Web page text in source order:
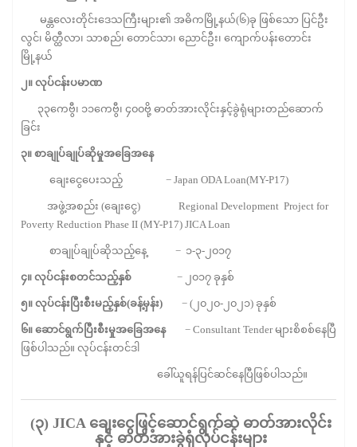
မန္တလေးတိုင်းဒေသကြီးများ၏ အဓိကမြို့နယ်(၆)ခု ဖြစ်သော ပြင်ဦး
လွင်၊ မိတ္ထီလာ၊ သာစည်၊ တောင်သာ၊ ညောင်ဦး၊ ကျောက်ပန်းတောင်း
မြို့နယ်
၂။ လုပ်ငန်းပမာဏ
၃၃ကေဗွီ၊ ၁၁ကေဗွီ၊ ၄၀၀ဗို့ ဓာတ်အားလိုင်းနှင့်ခွဲရုံများတည်ဆောက်
ခြင်း
၃။ စာချုပ်ချုပ်ဆိုမှုအခြေအနေ
ချေးငွေပေးသည့် − Japan ODA Loan(MY-P17)
အဖွဲ့အစည်း (ချေးငွေ) Regional Development Project for
Poverty Reduction Phase II (MY-P17) JICA Loan
စာချုပ်ချုပ်ဆိုသည့်နေ့ − ၁-၃-၂၀၁၇
၄။ လုပ်ငန်းစတင်သည့်နှစ် − ၂၀၁၇ ခုနှစ်
၅။ လုပ်ငန်းပြီးစီးမည့်နှစ်(ခန့်မှန်း) − (၂၀၂၀-၂၀၂၁) ခုနှစ်
၆။ ဆောင်ရွက်ပြီးစီးမှုအခြေအနေ− Consultant Tender များစိစစ်နေပြီ
ဖြစ်ပါသည်။ လုပ်ငန်းတင်ဒါ
ခေါ်ယူရန်ပြင်ဆင်နေပြီဖြစ်ပါသည်။
(၃) JICA ချေးငွေဖြင့်ဆောင်ရွက်ဆဲ ဓာတ်အားလိုင်း
နှင့် ဓာတ်အားခွဲရုံလုပ်ငန်းများ